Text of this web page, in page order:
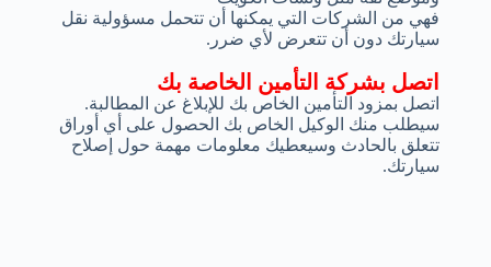
اتصل بشركة التأمين الخاصة بك
اتصل بمزود التأمين الخاص بك للإبلاغ عن المطالبة.
سيطلب منك الوكيل الخاص بك الحصول على أي أوراق
تتعلق بالحادث وسيعطيك معلومات مهمة حول إصلاح
سيارتك.
فهي من الشركات التي يمكنها أن تتحمل مسؤولية نقل
سيارتك دون أن تتعرض لأي ضرر.